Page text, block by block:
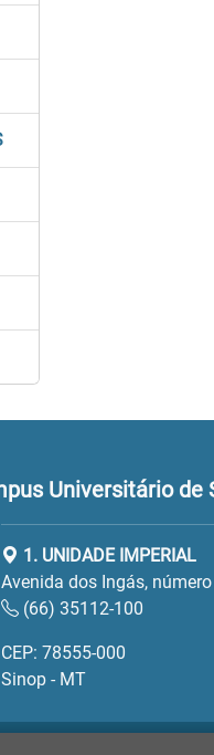
Universitário de
1. UNIDADE IMPERIAL
Avenida dos Ingás,
(66) 35112-100
CEP: 78555-000
Sinop - MT